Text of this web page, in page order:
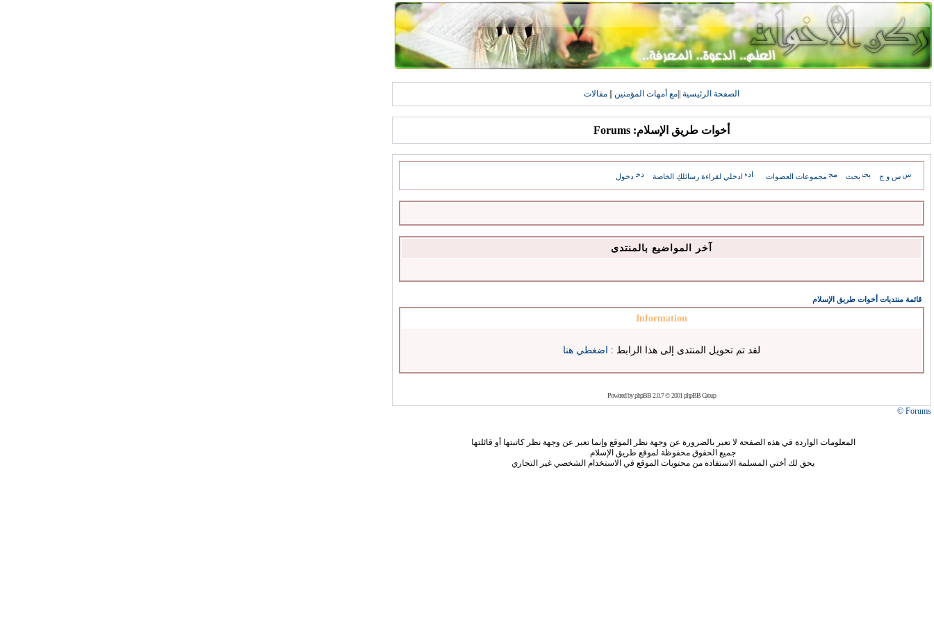
الصفحة الرئيسية مع أمهات المؤمنين مقالات
أخوات طريق الإسلام: Forums
س و ج بحث مجموعات العضوات ادخلي لقراءة رسائلكِ الخاصة دخول
آخر المواضيع بالمنتدى
قائمة منتديات أخوات طريق الإسلام
Information
لقد تم تحويل المنتدى إلى هذا الرابط : اضغطي هنا
Powered byphpBB2.0.7 © 2001 phpBB Group
Forums ©
المعلومات الواردة في هذه الصفحة لا تعبر بالضرورة عن وجهة نظر الموقع وإنما تعبر عن وجهة نظر كاتبتها أو قائلتها
جميع الحقوق محفوظة لموقع طريق الإسلام
يحق لك أختي المسلمة الاستفادة من محتويات الموقع في الاستخدام الشخصي غير التجاري